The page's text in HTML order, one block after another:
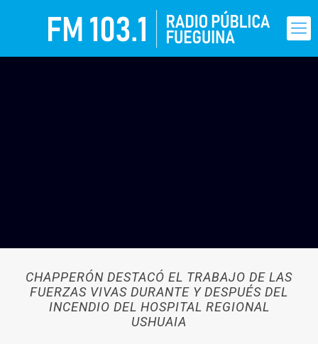
CHAPPERÓN DESTACÓ EL TRABAJO DE LAS
FUERZAS VIVAS DURANTE Y DESPUÉS DEL
INCENDIO DEL HOSPITAL REGIONAL
USHUAIA